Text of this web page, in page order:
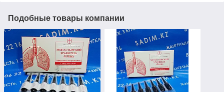
Подобные товары компании